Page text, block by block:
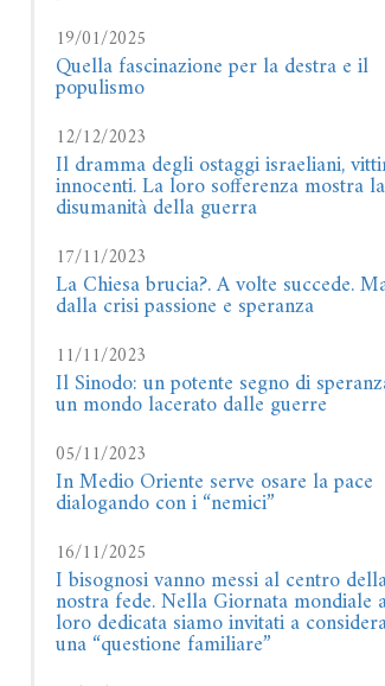
19/01/2025
Quella fascinazione per la destra e il
populismo
12/12/2023
Il dramma degli ostaggi israeliani,
innocenti. La loro sofferenza mostra la
disumanità della guerra
17/11/2023
La Chiesa brucia?. A volte succede.
dalla crisi passione e speranza
11/11/2023
Il Sinodo: un potente segno di
un mondo lacerato dalle guerre
05/11/2023
In Medio Oriente serve osare la pace
dialogando con i “nemici”
16/11/2025
I bisognosi vanno messi al centro
nostra fede. Nella Giornata mondiale
loro dedicata siamo invitati a
una “questione familiare”